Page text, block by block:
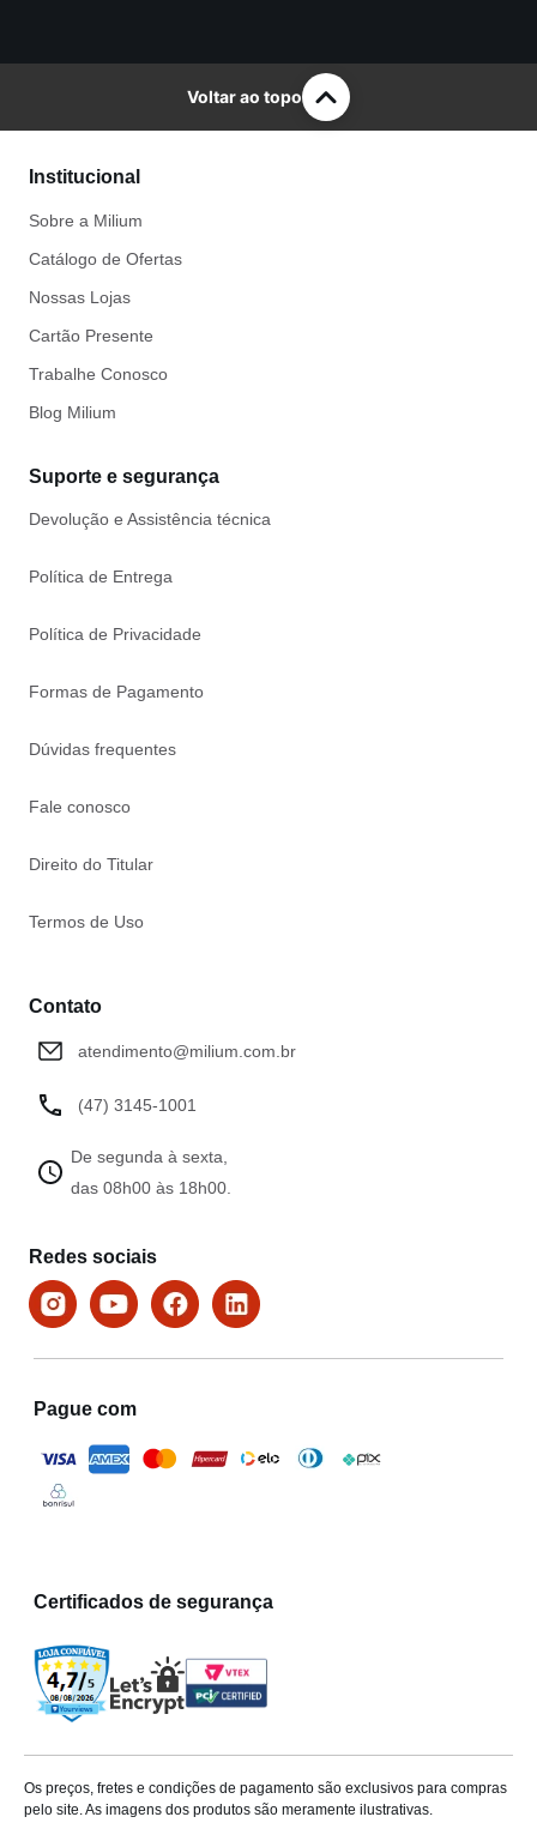
Voltar ao topo
Institucional
Sobre a Milium
Catálogo de Ofertas
Nossas Lojas
Cartão Presente
Trabalhe Conosco
Blog Milium
Suporte e segurança
Devolução e Assistência técnica
Política de Entrega
Política de Privacidade
Formas de Pagamento
Dúvidas frequentes
Fale conosco
Direito do Titular
Termos de Uso
Contato
atendimento@milium.com.br
(47) 3145-1001
De segunda à sexta,
das 08h00 às 18h00.
Redes sociais
Pague com
Certificados de segurança
Os preços, fretes e condições de pagamento são exclusivos para compras
pelo site. As imagens dos produtos são meramente ilustrativas.